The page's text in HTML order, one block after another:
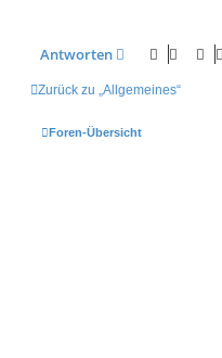
Antworten
Zurück zu „Allgemeines“
Foren-Übersicht